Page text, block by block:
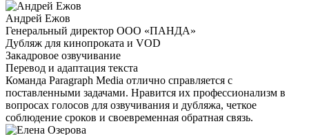
Андрей Ежов
Генеральный директор ООО «ПАНДА»
Дубляж для кинопроката и VOD
Закадровое озвучивание
Перевод и адаптация текста
Команда Paragraph Media отлично справляется с
поставленными задачами. Нравится их профессионализм в
вопросах голосов для озвучивания и дубляжа, четкое
соблюдение сроков и своевременная обратная связь.